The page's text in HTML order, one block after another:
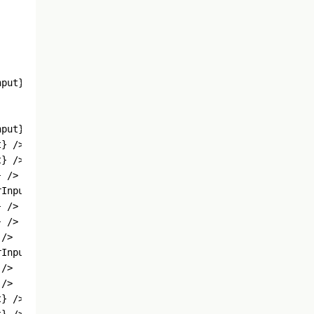
/>
/>
/>
/>
/>
/>
/>
/>
/>
/>
/>
/>
/>